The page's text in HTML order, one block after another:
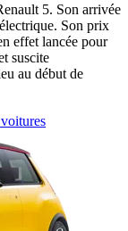
5. Son arrivée
Son prix
effet lancée pour
suscite
au début de